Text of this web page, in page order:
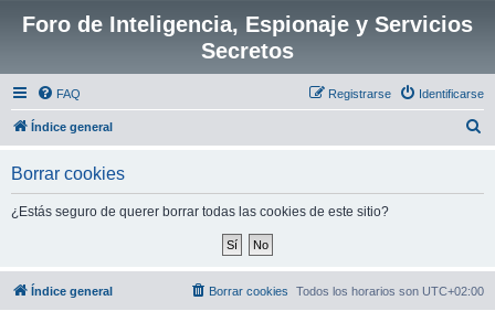
Foro de Inteligencia, Espionaje y Servicios
Secretos
FAQ Identificarse
Registrarse
Índice general
Borrar cookies
¿Estás seguro de querer borrar todas las cookies de este sitio?
Índice general Todos los horarios son UTC+02:00
Borrar cookies